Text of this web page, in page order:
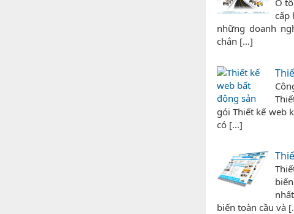
Ô
cấp
những doanh
chắn [...]
gói Thiết kế web
có [...]
biến toàn cầu và